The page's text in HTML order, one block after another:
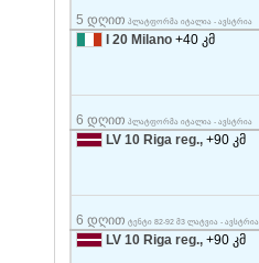
5 დღით პლატფორმა იტალია - ავსტრია
I 20 Milano +40 კმ
6 დღით პლატფორმა იტალია - ავსტრია
LV 10 Riga reg., +90 კმ
6 დღით ტენტი 82-92 მ3 ლატვია - ავსტრია
LV 10 Riga reg., +90 კმ